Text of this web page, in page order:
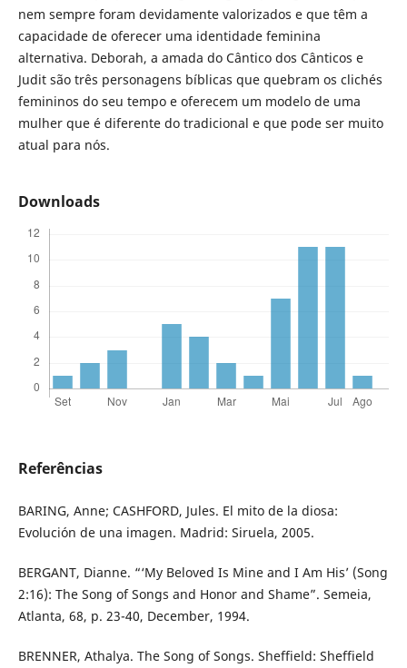
nem sempre foram devidamente valorizados e que têm a
capacidade de oferecer uma identidade feminina
alternativa. Deborah, a amada do Cântico dos Cânticos e
Judit são três personagens bíblicas que quebram os clichés
femininos do seu tempo e oferecem um modelo de uma
mulher que é diferente do tradicional e que pode ser muito
atual para nós.
Downloads
Referências
BARING, Anne; CASHFORD, Jules. El mito de la diosa:
Evolución de una imagen. Madrid: Siruela, 2005.
BERGANT, Dianne. “‘My Beloved Is Mine and I Am His’ (Song
2:16): The Song of Songs and Honor and Shame”. Semeia,
Atlanta, 68, p. 23-40, December, 1994.
BRENNER, Athalya. The Song of Songs. Sheffield: Sheffield